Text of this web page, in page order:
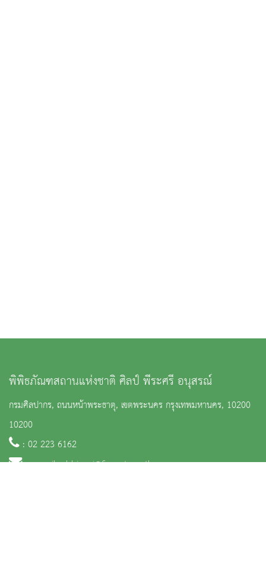
พิพิธภัณฑสถานแห่งชาติ ศิลป์ พีระศรี อนุสรณ์
กรมศิลปากร, ถนนหน้าพระธาตุ, เขตพระนคร กรุงเทพมหานคร, 10200
10200
: 02 223 6162
:nm_silpabhirasri@finearts.go.th